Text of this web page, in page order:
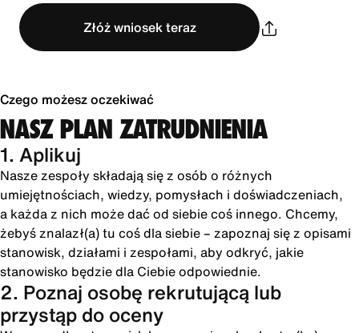
Złóż wniosek teraz
Czego możesz oczekiwać
NASZ PLAN ZATRUDNIENIA
1. Aplikuj
Nasze zespoły składają się z osób o różnych
umiejętnościach, wiedzy, pomysłach i doświadczeniach,
a każda z nich może dać od siebie coś innego. Chcemy,
żebyś znalazł(a) tu coś dla siebie – zapoznaj się z opisami
stanowisk, działami i zespołami, aby odkryć, jakie
stanowisko będzie dla Ciebie odpowiednie.
2. Poznaj osobę rekrutującą lub
przystąp do oceny